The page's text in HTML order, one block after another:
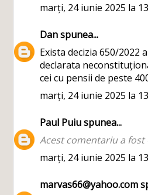
marți, 24 iunie 2025 la
Danspunea...
Exista decizia 650/2022
declarata
cei cu pensii de peste
marți, 24 iunie 2025 la
Paul Puiuspunea...
Acest comentariu a
marți, 24 iunie 2025 la
marvas66@yahoo.com